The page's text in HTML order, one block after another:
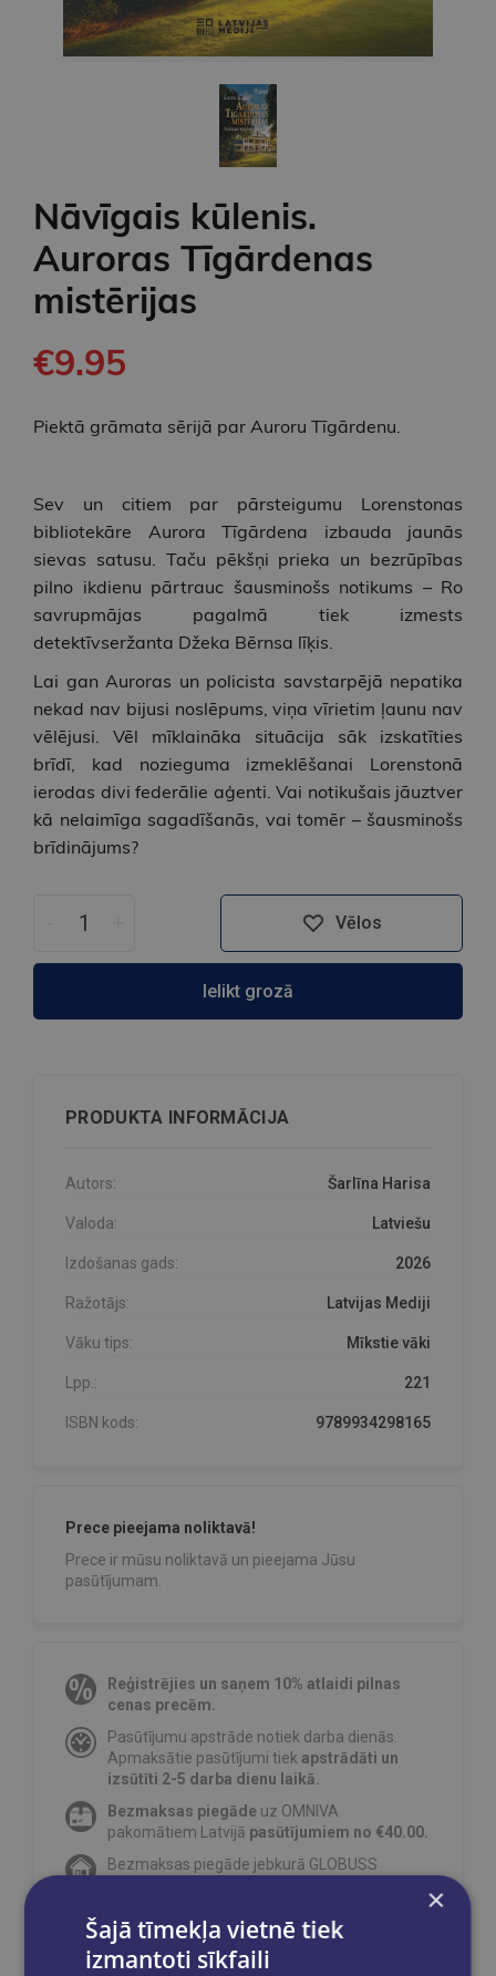
Nāvīgais kūlenis.
Auroras Tīgārdenas
mistērijas
€9.95
Piektā grāmata sērijā par Auroru Tīgārdenu.
Sev un citiem par pārsteigumu Lorenstonas
bibliotekāre Aurora Tīgārdena izbauda jaunās
sievas satusu. Taču pēkšņi prieka un bezrūpības
pilno ikdienu pārtrauc šausminošs notikums – Ro
savrupmājas pagalmā tiek izmests
detektīvseržanta Džeka Bērnsa līķis.
Lai gan Auroras un policista savstarpējā nepatika
nekad nav bijusi noslēpums, viņa vīrietim ļaunu nav
vēlējusi. Vēl mīklaināka situācija sāk izskatīties
brīdī, kad nozieguma izmeklēšanai Lorenstonā
ierodas divi federālie aģenti. Vai notikušais jāuztver
kā nelaimīga sagadīšanās, vai tomēr – šausminošs
brīdinājums?
Vēlos
Ielikt grozā
PRODUKTA INFORMĀCIJA
Autors: Šarlīna Harisa
Valoda: Latviešu
Izdošanas gads: 2026
Ražotājs: Latvijas Mediji
Vāku tips: Mīkstie vāki
Lpp.: 221
ISBN kods: 9789934298165
Prece pieejama noliktavā!
Prece ir mūsu noliktavā un pieejama Jūsu
pasūtījumam.
Reģistrējies un saņem 10% atlaidi pilnas
cenas precēm.
Pasūtījumu apstrāde notiek darba dienās.
Apmaksātie pasūtījumi tiek apstrādāti un
izsūtīti 2-5 darba dienu laikā.
Bezmaksas piegāde uz OMNIVA
pakomātiem Latvijā pasūtījumiem no €40.00.
Bezmaksas piegāde jebkurā GLOBUSS
e-pastu un/ vai SMS.
×
Šajā tīmekļa vietnē tiek
izmantoti sīkfaili